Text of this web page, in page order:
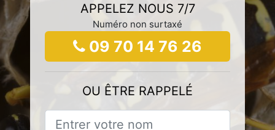
APPELEZ NOUS 7/7
Numéro non surtaxé
09 70 14 76 26
OU ÊTRE RAPPELÉ